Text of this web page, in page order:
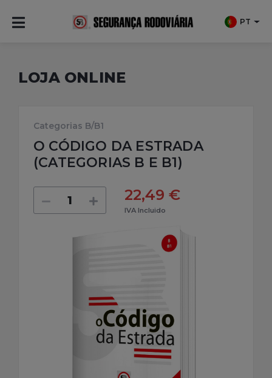
PT
LOJA ONLINE
Categorias B/B1
O CÓDIGO DA ESTRADA
(CATEGORIAS B E B1)
22,49 €
IVA Incluido